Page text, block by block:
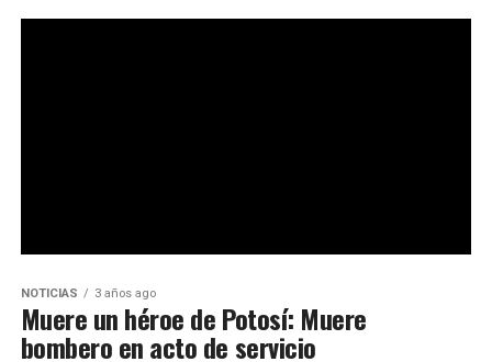
NOTICIAS 3 años ago
Muere un héroe de Potosí: Muere
bombero en acto de servicio